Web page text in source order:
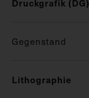
Gegenstand
Lithographie